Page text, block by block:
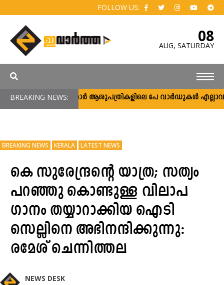
FOLLOW US:
08
AUG, SATURDAY
BREAKING NEWS:സർക്കാർ ആശുപത്രികളിലെ പേ വാർഡുകൾ
BREAKING NEWS KERALA LATEST NEWS
കെ സുരേന്ദ്രന്റെ യാത്ര; സത്യം
പറഞ്ഞു കൊണ്ടുള്ള വിലാപ
ഗാനം തയ്യാറാക്കിയ ഐടി
സെല്ലിനെ അഭിനന്ദിക്കുന്നു:
രമേശ് ചെന്നിത്തല
NEWS DESK